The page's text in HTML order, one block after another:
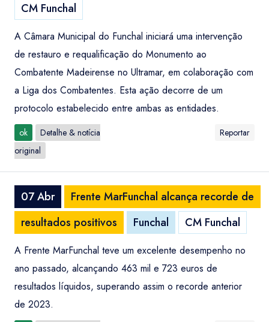
CM Funchal
A Câmara Municipal do Funchal iniciará uma intervenção
de restauro e requalificação do Monumento ao
Combatente Madeirense no Ultramar, em colaboração com
a Liga dos Combatentes. Esta ação decorre de um
protocolo estabelecido entre ambas as entidades.
ok
Detalhe & notícia
original
Reportar
07 Abr
Frente MarFunchal alcança recorde de
resultados positivos
Funchal CM Funchal
A Frente MarFunchal teve um excelente desempenho no
ano passado, alcançando 463 mil e 723 euros de
resultados líquidos, superando assim o recorde anterior
de 2023.